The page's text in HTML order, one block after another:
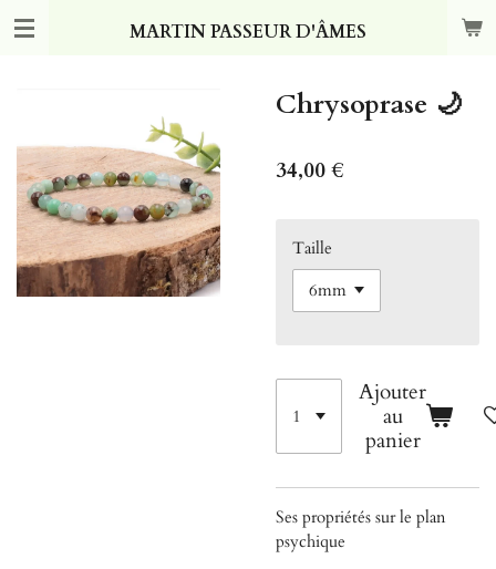
Passer
MARTIN PASSEUR D'ÂMES
Chrysoprase 🌙
34,00 €
Taille
Ajouter
au
panier
Ses propriétés sur le plan
psychique